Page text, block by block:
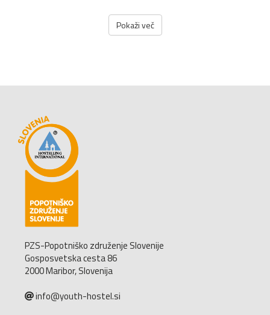
Pokaži več
PZS-Popotniško združenje Slovenije
Gosposvetska cesta 86
2000 Maribor, Slovenija
info@youth-hostel.si